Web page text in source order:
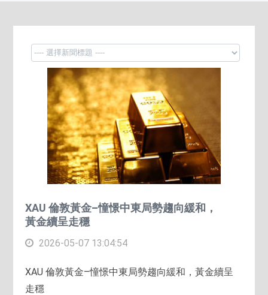
XAU 倫敦黃金–憧憬中東局勢趨向緩和，
黃金續呈走穩
2026-05-07 13:04:54
XAU 倫敦黃金–憧憬中東局勢趨向緩和，黃金續呈
走穩